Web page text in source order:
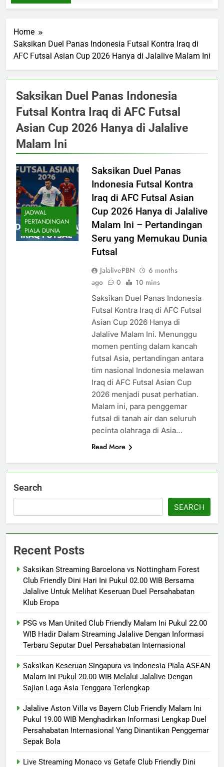
Home
Saksikan Duel Panas Indonesia Futsal Kontra Iraq di
AFC Futsal Asian Cup 2026 Hanya di Jalalive Malam Ini
Saksikan Duel Panas Indonesia
Futsal Kontra Iraq di AFC Futsal
Asian Cup 2026 Hanya di Jalalive
Malam Ini
JADWAL
PERTANDINGAN
PIALA DUNIA
Saksikan Duel Panas
Indonesia Futsal Kontra
Iraq di AFC Futsal Asian
Cup 2026 Hanya di Jalalive
Malam Ini – Pertandingan
Seru yang Memukau Dunia
Futsal
JalalivePBN
6 months
ago
0 10 mins
Saksikan Duel Panas Indonesia
Futsal Kontra Iraq di AFC Futsal
Asian Cup 2026 Hanya di
Jalalive Malam Ini. Menunggu
momen penting dalam kancah
futsal Asia, pertandingan antara
tim nasional Indonesia melawan
Iraq di AFC Futsal Asian Cup
2026 menjadi pusat perhatian.
Malam ini, para penggemar
futsal di tanah air dan seluruh
pecinta olahraga di Asia…
Read More
Search
SEARCH
Recent Posts
Saksikan Streaming Barcelona vs Nottingham Forest
Club Friendly Dini Hari Ini Pukul 02.00 WIB Bersama
Jalalive Untuk Melihat Keseruan Duel Persahabatan
Klub Eropa
PSG vs Man United Club Friendly Malam Ini Pukul 22.00
WIB Hadir Dalam Streaming Jalalive Dengan Informasi
Terbaru Seputar Duel Persahabatan Internasional
Saksikan Keseruan Singapura vs Indonesia Piala ASEAN
Malam Ini Pukul 20.00 WIB Melalui Jalalive Dengan
Sajian Laga Asia Tenggara Terlengkap
Jalalive Aston Villa vs Bayern Club Friendly Malam Ini
Pukul 19.00 WIB Menghadirkan Informasi Lengkap Duel
Persahabatan Internasional Yang Dinantikan Penggemar
Sepak Bola
Live Streaming Monaco vs Getafe Club Friendly Dini